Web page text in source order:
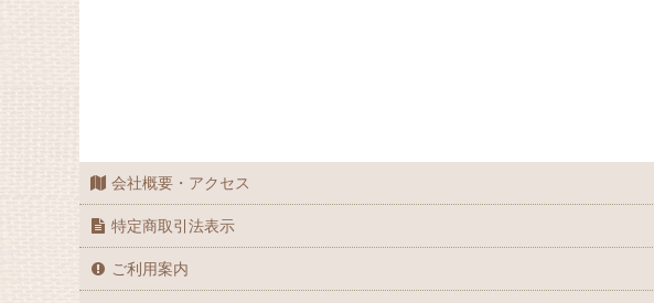
会社概要・アクセス
特定商取引法表示
ご利用案内